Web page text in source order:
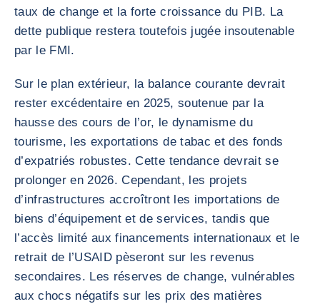
taux de change et la forte croissance du PIB. La
dette publique restera toutefois jugée insoutenable
par le FMI.
Sur le plan extérieur, la balance courante devrait
rester excédentaire en 2025, soutenue par la
hausse des cours de l’or, le dynamisme du
tourisme, les exportations de tabac et des fonds
d’expatriés robustes. Cette tendance devrait se
prolonger en 2026. Cependant, les projets
d’infrastructures accroîtront les importations de
biens d’équipement et de services, tandis que
l’accès limité aux financements internationaux et le
retrait de l’USAID pèseront sur les revenus
secondaires. Les réserves de change, vulnérables
aux chocs négatifs sur les prix des matières